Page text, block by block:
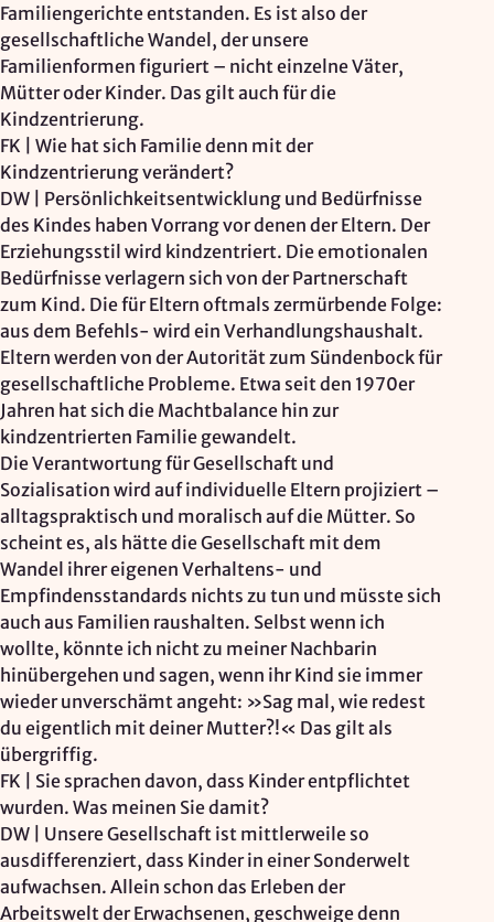
Familiengerichte entstanden. Es ist also der
gesellschaftliche Wandel, der unsere
Familienformen figuriert – nicht einzelne Väter,
Mütter oder Kinder. Das gilt auch für die
Kindzentrierung.
FK | Wie hat sich Familie denn mit der
Kindzentrierung verändert?
DW | Persönlichkeitsentwicklung und Bedürfnisse
des Kindes haben Vorrang vor denen der Eltern. Der
Erziehungsstil wird kindzentriert. Die emotionalen
Bedürfnisse verlagern sich von der Partnerschaft
zum Kind. Die für Eltern oftmals zermürbende Folge:
aus dem Befehls- wird ein Verhandlungshaushalt.
Eltern werden von der Autorität zum Sündenbock für
gesellschaftliche Probleme. Etwa seit den 1970er
Jahren hat sich die Machtbalance hin zur
kindzentrierten Familie gewandelt.
Die Verantwortung für Gesellschaft und
Sozialisation wird auf individuelle Eltern projiziert –
alltagspraktisch und moralisch auf die Mütter. So
scheint es, als hätte die Gesellschaft mit dem
Wandel ihrer eigenen Verhaltens- und
Empfindensstandards nichts zu tun und müsste sich
auch aus Familien raushalten. Selbst wenn ich
wollte, könnte ich nicht zu meiner Nachbarin
hinübergehen und sagen, wenn ihr Kind sie immer
wieder unverschämt angeht: »Sag mal, wie redest
du eigentlich mit deiner Mutter?!« Das gilt als
übergriffig.
FK | Sie sprachen davon, dass Kinder entpflichtet
wurden. Was meinen Sie damit?
DW | Unsere Gesellschaft ist mittlerweile so
ausdifferenziert, dass Kinder in einer Sonderwelt
aufwachsen. Allein schon das Erleben der
Arbeitswelt der Erwachsenen, geschweige denn